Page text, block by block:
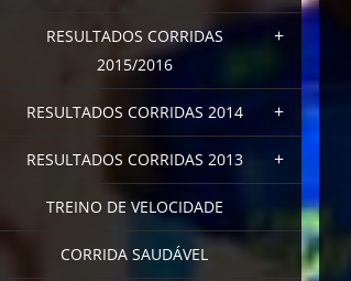
RESULTADOS CORRIDAS
2015/2016
RESULTADOS CORRIDAS 2014
RESULTADOS CORRIDAS 2013
TREINO DE VELOCIDADE
CORRIDA SAUDÁVEL